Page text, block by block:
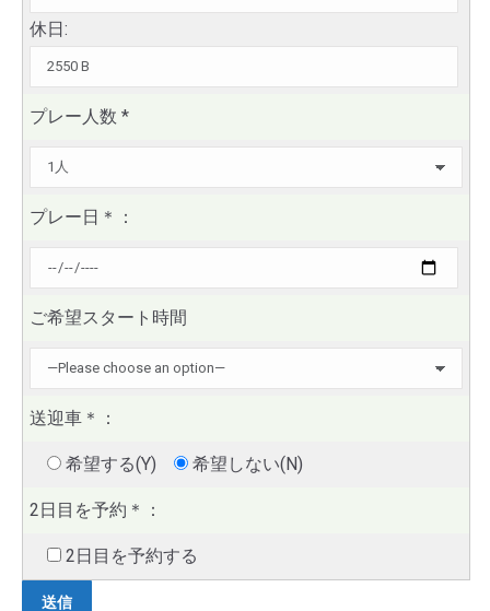
休日:
プレー人数 *
プレー日 ＊ ：
ご希望スタート時間
送迎車 ＊ ：
希望する(Y) 希望しない(N)
2日目を予約 ＊ ：
2日目を予約する